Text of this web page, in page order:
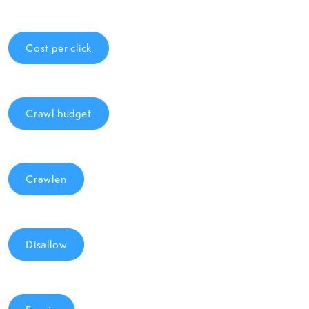
Cost per click
Crawl budget
Crawlen
Disallow